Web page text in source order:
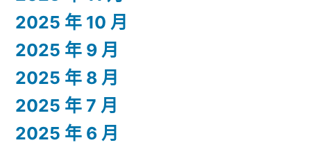
2025 年 10 月
2025 年 9 月
2025 年 8 月
2025 年 7 月
2025 年 6 月